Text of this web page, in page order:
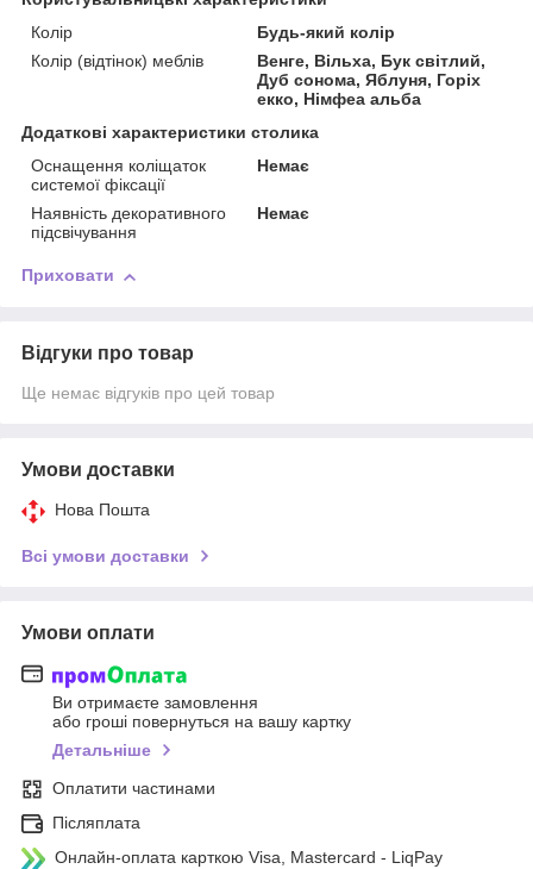
Колір
Будь-який колір
Колір (відтінок) меблів
Венге, Вільха, Бук світлий,
Дуб сонома, Яблуня, Горіх
екко, Німфеа альба
Додаткові характеристики столика
Оснащення коліщаток
системої фіксації
Немає
Наявність декоративного
підсвічування
Немає
Приховати
Відгуки про товар
Ще немає відгуків про цей товар
Умови доставки
Нова Пошта
Всі умови доставки
Умови оплати
Ви отримаєте замовлення
або гроші повернуться на вашу картку
Детальніше
Оплатити частинами
Післяплата
Онлайн-оплата карткою Visa, Mastercard - LiqPay